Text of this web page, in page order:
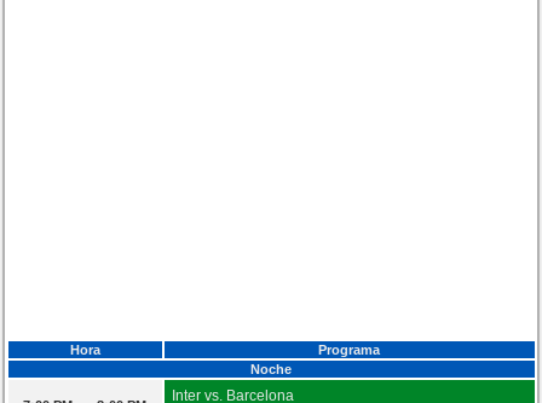
Hora
Programa
Noche
Inter vs. Barcelona